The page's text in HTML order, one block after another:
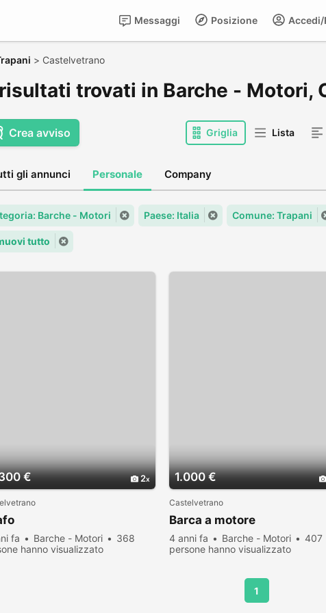
Posizione
Messaggi
> Castelvetrano
trovati in Barche - Motori,
Crea avviso Griglia Lista
gli annunci Personale Company
Barche - Motori Paese: Italia Comune: Trapani
tutto
€ 2
fa Barche - Motori
368
hanno visualizzato
1.000 €
Castelvetrano
Barca a motore
4 anni fa Barche - Motori
407
persone hanno visualizzato
1